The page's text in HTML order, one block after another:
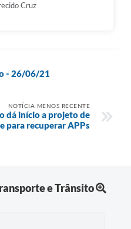
Cruz
- 26/06/21
NOTÍCIA MENOS RECENTE
dá início a projeto de
para recuperar APPs
e Trânsito